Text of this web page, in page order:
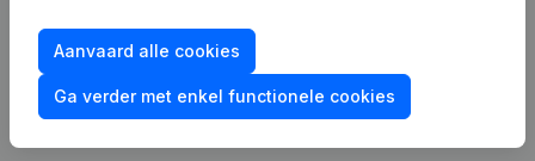
Wat is het btw-nummer van Sebalex Invest?
Wat is het PEPPOL ID van Sebalex Invest?
Aanvaard alle cookies
Ga verder met enkel functionele cookies